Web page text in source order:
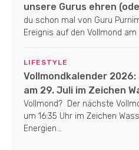
unsere Gurus ehren
du schon mal von Guru
Ereignis auf den Vollmond am
LIFESTYLE
Vollmondkalender
am 29. Juli im Zeichen
Vollmond? Der nächste
um 16:35 Uhr im Zeichen
Energien...